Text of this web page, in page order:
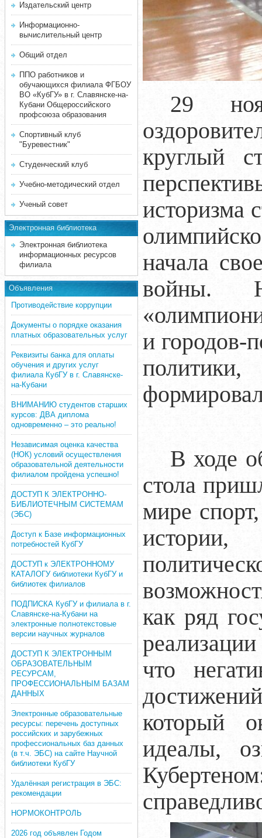
Издательский центр
Информационно-
вычислительный центр
Общий отдел
ППО работников и
обучающихся филиала ФГБОУ
ВО «КубГУ» в г. Славянске-на-
Кубани Общероссийского
профсоюза образования
Спортивный клуб
"Буревестник"
Студенческий клуб
Учебно-методический отдел
Ученый совет
Электронная библиотека
Электронная библиотека
информационных ресурсов
филиала
Объявления
Противодействие коррупции
Документы о порядке оказания
платных образовательных услуг
Реквизиты банка для оплаты
обучения и других услуг
филиала КубГУ в г. Славянске-
на-Кубани
ВНИМАНИЮ студентов старших
курсов: ДВА диплома
одновременно – это реально!
Независимая оценка качества
(НОК) условий осуществления
образовательной деятельности
филиалом пройдена успешно!
ДОСТУП К ЭЛЕКТРОННО-
БИБЛИОТЕЧНЫМ СИСТЕМАМ
(ЭБС)
Доступ к Базе информационных
потребностей КубГУ
ДОСТУП к ЭЛЕКТРОННОМУ
КАТАЛОГУ библиотеки КубГУ и
библиотек филиалов
ПОДПИСКА КубГУ и филиала в г.
Славянске-на-Кубани на
электронные полнотекстовые
версии научных журналов
ДОСТУП К ЭЛЕКТРОННЫМ
ОБРАЗОВАТЕЛЬНЫМ
РЕСУРСАМ,
ПРОФЕССИОНАЛЬНЫМ БАЗАМ
ДАННЫХ
Электронные образовательные
ресурсы: перечень доступных
российских и зарубежных
профессиональных баз данных
(в т.ч. ЭБС) на сайте Научной
библиотеки КубГУ
Удалённая регистрация в ЭБС:
рекомендации
НОРМОКОНТРОЛЬ
2026 год объявлен Годом
29
круглый
историзма
начала
войны.
и городов-
В ходе
стола
мире
истории,
как ряд
что
который
идеалы,